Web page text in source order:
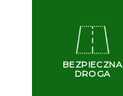
BEZPIECZNA
DROGA